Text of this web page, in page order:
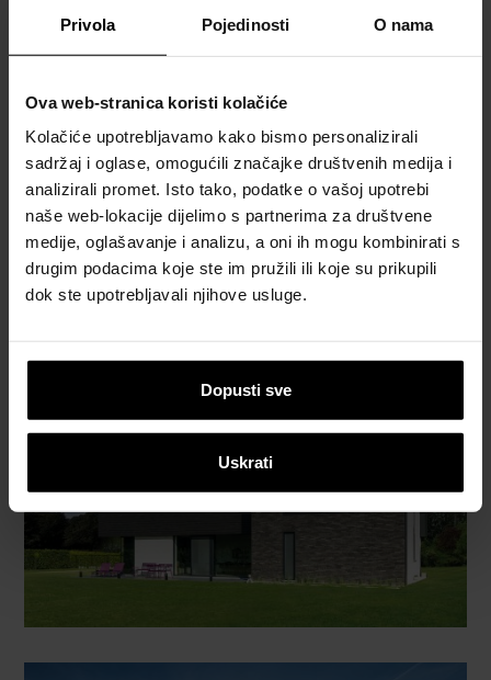
Privola Pojedinosti O nama
Ova web-stranica koristi kolačiće
Kolačiće upotrebljavamo kako bismo personalizirali
sadržaj i oglase, omogućili značajke društvenih medija i
analizirali promet. Isto tako, podatke o vašoj upotrebi
naše web-lokacije dijelimo s partnerima za društvene
medije, oglašavanje i analizu, a oni ih mogu kombinirati s
drugim podacima koje ste im pružili ili koje su prikupili
dok ste upotrebljavali njihove usluge.
Dopusti sve
Uskrati